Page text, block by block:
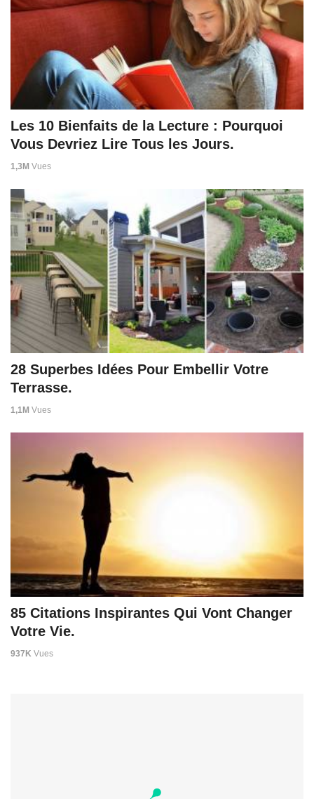
Les 10 Bienfaits de la Lecture : Pourquoi
Vous Devriez Lire Tous les Jours.
1,3M Vues
28 Superbes Idées Pour Embellir Votre
Terrasse.
1,1M Vues
85 Citations Inspirantes Qui Vont Changer
Votre Vie.
937K Vues